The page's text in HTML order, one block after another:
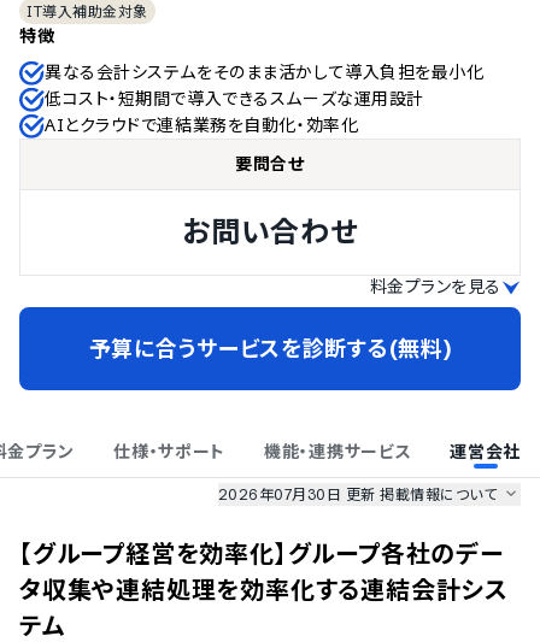
IT導入補助金対象
特徴
異なる会計システムをそのまま活かして導入負担を最小化
低コスト・短期間で導入できるスムーズな運用設計
AIとクラウドで連結業務を自動化・効率化
要問合せ
お問い合わせ
料金プランを見る
予算に合うサービスを診断する(無料)
金プラン 仕様・サポート 機能・連携サービス 運営会社
2026年07月30日 更新掲載情報について
のサービス情報は、一部PRONIアイミツSaaS
のサービスデータを参照しています。
情報更新者：業界DX最強ナビ 編集部 情報取得元 掲載修正依頼
【グループ経営を効率化】グループ各社のデー
タ収集や連結処理を効率化する連結会計シス
テム